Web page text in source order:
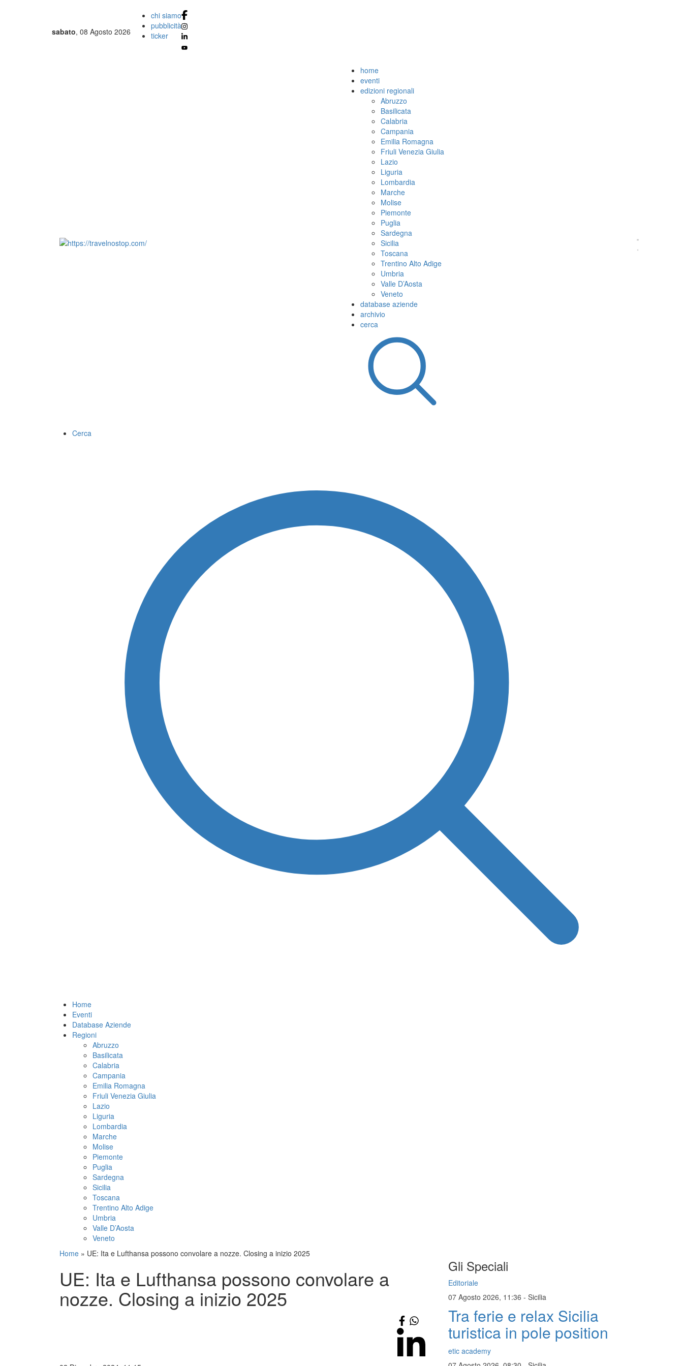
sabato, 08 Agosto 2026
chi siamo
pubblicità
ticker
home
eventi
edizioni regionali
Abruzzo
Basilicata
Calabria
Campania
Emilia Romagna
Friuli Venezia Giulia
Lazio
Liguria
Lombardia
Marche
Molise
Piemonte
Puglia
Sardegna
Sicilia
Toscana
Trentino Alto Adige
Umbria
Valle D’Aosta
Veneto
database aziende
archivio
cerca
Cerca
Home
Eventi
Database Aziende
Regioni
Abruzzo
Basilicata
Calabria
Campania
Emilia Romagna
Friuli Venezia Giulia
Lazio
Liguria
Lombardia
Marche
Molise
Piemonte
Puglia
Sardegna
Sicilia
Toscana
Trentino Alto Adige
Umbria
Valle D’Aosta
Veneto
Home » UE: Ita e Lufthansa possono convolare a nozze. Closing a inizio 2025
UE: Ita e Lufthansa possono convolare a
nozze. Closing a inizio 2025
Gli Speciali
Editoriale
07 Agosto 2026, 11:36 - Sicilia
Tra ferie e relax Sicilia
turistica in pole position
etic academy